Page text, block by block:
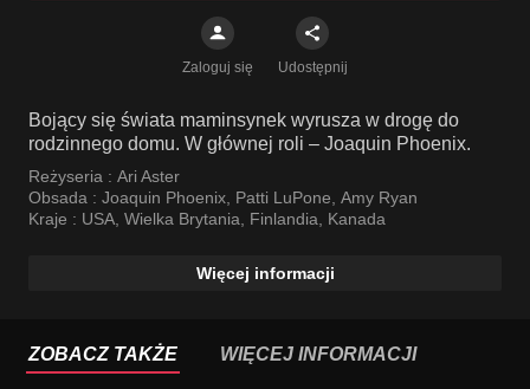
Zaloguj się Udostępnij
Bojący się świata maminsynek wyrusza w drogę do
rodzinnego domu. W głównej roli – Joaquin Phoenix.
Reżyseria : Ari Aster
Obsada : Joaquin Phoenix, Patti LuPone, Amy Ryan
Kraje : USA, Wielka Brytania, Finlandia, Kanada
Więcej informacji
ZOBACZ TAKŻE WIĘCEJ INFORMACJI